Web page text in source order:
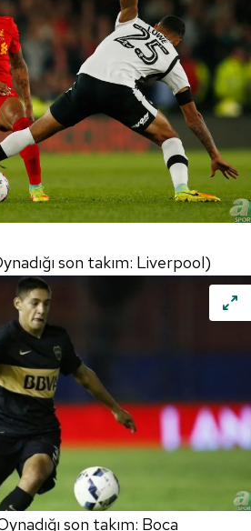
son takım: Liverpool)
son takım: Boca